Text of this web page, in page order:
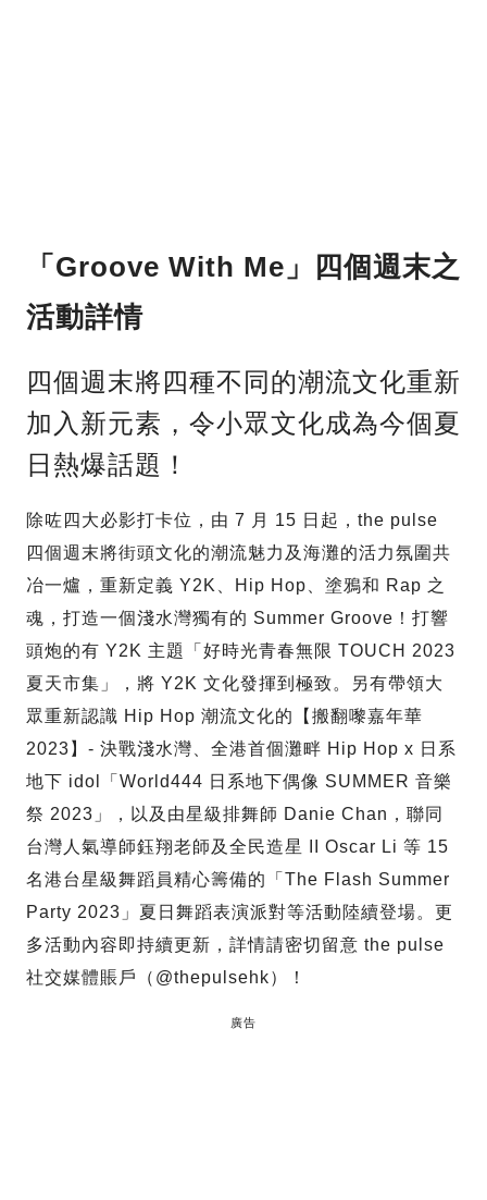
「Groove With Me」四個週末之
活動詳情
四個週末將四種不同的潮流文化重新
加入新元素，令小眾文化成為今個夏
日熱爆話題！
除咗四大必影打卡位，由 7 月 15 日起，the pulse
四個週末將街頭文化的潮流魅力及海灘的活力氛圍共
冶一爐，重新定義 Y2K、Hip Hop、塗鴉和 Rap 之
魂，打造一個淺水灣獨有的 Summer Groove！打響
頭炮的有 Y2K 主題「好時光青春無限 TOUCH 2023
夏天市集」，將 Y2K 文化發揮到極致。另有帶領大
眾重新認識 Hip Hop 潮流文化的【搬翻嚟嘉年華
2023】- 決戰淺水灣、全港首個灘畔 Hip Hop x 日系
地下 idol「World444 日系地下偶像 SUMMER 音樂
祭 2023」，以及由星級排舞師 Danie Chan，聯同
台灣人氣導師鈺翔老師及全民造星 II Oscar Li 等 15
名港台星級舞蹈員精心籌備的「The Flash Summer
Party 2023」夏日舞蹈表演派對等活動陸續登場。更
多活動內容即持續更新，詳情請密切留意 the pulse
社交媒體賬戶（@thepulsehk）！
廣告